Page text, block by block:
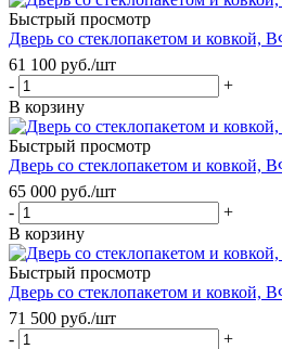
Быстрый просмотр
Дверь со стеклопакетом и ковкой,
61 100 руб./шт
-
+
В корзину
Быстрый просмотр
Дверь со стеклопакетом и ковкой,
65 000 руб./шт
-
+
В корзину
Быстрый просмотр
Дверь со стеклопакетом и ковкой,
71 500 руб./шт
-
+